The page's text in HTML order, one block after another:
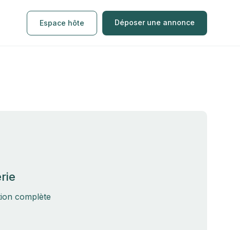
Espace hôte Déposer une annonce
complète